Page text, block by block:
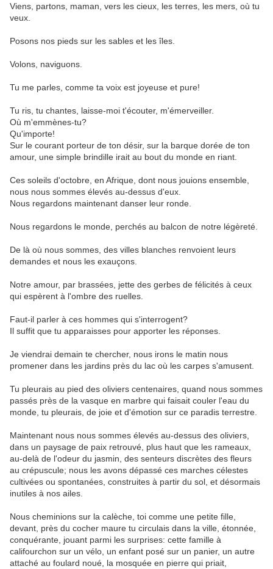
Viens, partons, maman, vers les cieux, les terres, les mers, où tu
veux.
Posons nos pieds sur les sables et les îles.
Volons, naviguons.
Tu me parles, comme ta voix est joyeuse et pure!
Tu ris, tu chantes, laisse-moi t'écouter, m'émerveiller.
Où m'emmènes-tu?
Qu'importe!
Sur le courant porteur de ton désir, sur la barque dorée de ton
amour, une simple brindille irait au bout du monde en riant.
Ces soleils d'octobre, en Afrique, dont nous jouions ensemble,
nous nous sommes élevés au-dessus d'eux.
Nous regardons maintenant danser leur ronde.
Nous regardons le monde, perchés au balcon de notre légèreté.
De là où nous sommes, des villes blanches renvoient leurs
demandes et nous les exauçons.
Notre amour, par brassées, jette des gerbes de félicités à ceux
qui espèrent à l'ombre des ruelles.
Faut-il parler à ces hommes qui s'interrogent?
Il suffit que tu apparaisses pour apporter les réponses.
Je viendrai demain te chercher, nous irons le matin nous
promener dans les jardins près du lac où les carpes s'amusent.
Tu pleurais au pied des oliviers centenaires, quand nous sommes
passés près de la vasque en marbre qui faisait couler l'eau du
monde, tu pleurais, de joie et d'émotion sur ce paradis terrestre.
Maintenant nous nous sommes élevés au-dessus des oliviers,
dans un paysage de paix retrouvé, plus haut que les rameaux,
au-delà de l'odeur du jasmin, des senteurs discrètes des fleurs
au crépuscule; nous les avons dépassé ces marches célestes
cultivées ou spontanées, construites à partir du sol, et désormais
inutiles à nos ailes.
Nous cheminions sur la calèche, toi comme une petite fille,
devant, près du cocher maure tu circulais dans la ville, étonnée,
conquérante, jouant parmi les surprises: cette famille à
califourchon sur un vélo, un enfant posé sur un panier, un autre
attaché au foulard noué, la mosquée en pierre qui priait,